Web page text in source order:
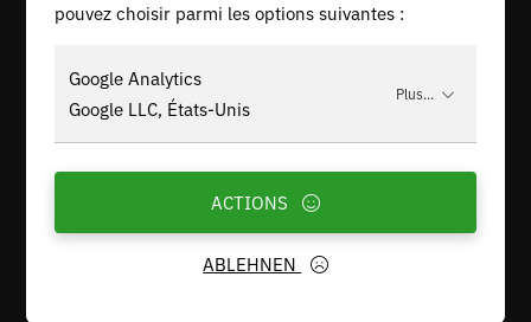
pouvez choisir parmi les options suivantes :
Google Analytics
Google LLC, États-Unis
Plus...
ABLEHNEN
ACTIONS